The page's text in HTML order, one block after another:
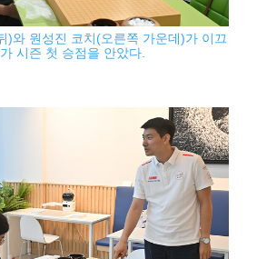
)와 원성진 코치(오른쪽 가운데)가 이끄
시즌 첫 승점을 안았다.